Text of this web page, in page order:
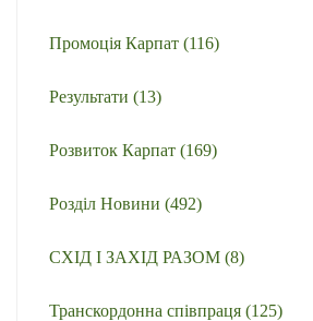
Промоція Карпат (116)
Результати (13)
Розвиток Карпат (169)
Розділ Новини (492)
СХІД І ЗАХІД РАЗОМ (8)
Транскордонна співпраця (125)